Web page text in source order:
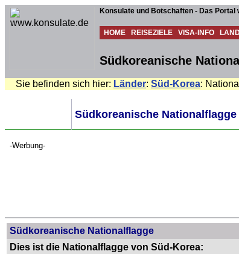
Konsulate und Botschaften - Das Portal
HOME REISEZIELE VISA-INFO
Südkoreanische
Sie befinden sich hier: Länder: Süd-Korea:
Südkoreanische Nationalflagge
-Werbung-
Südkoreanische Nationalflagge
Dies ist die Nationalflagge von Süd-Korea: